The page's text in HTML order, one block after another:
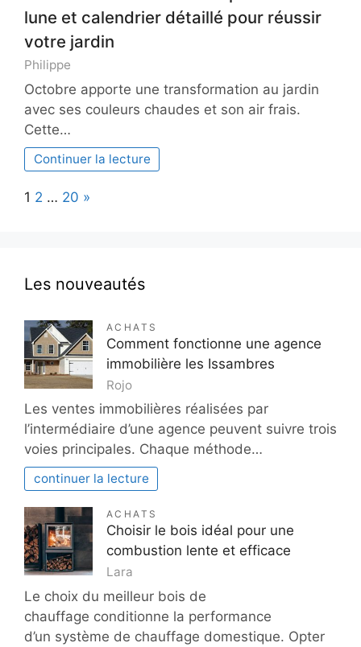
lune et calendrier détaillé pour réussir
votre jardin
Philippe
Octobre apporte une transformation au jardin
avec ses couleurs chaudes et son air frais.
Cette…
Continuer la lecture
Page:
1 2 … 20 Next
»
Les nouveautés
ACHATS
Comment fonctionne une agence
immobilière les Issambres
Rojo
Les ventes immobilières réalisées par
l’intermédiaire d’une agence peuvent suivre trois
voies principales. Chaque méthode…
continuer la lecture
ACHATS
Choisir le bois idéal pour une
combustion lente et efficace
Lara
Le choix du meilleur bois de
chauffage conditionne la performance
d’un système de chauffage domestique. Opter